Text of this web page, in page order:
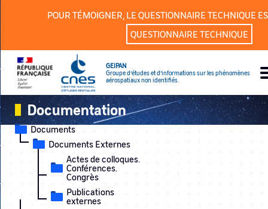
POUR TÉMOIGNER, LE QUESTIONNAIRE TECHNIQUE
QUESTIONNAIRE TECHNIQUE
GEIPAN
Groupe d’études et d’informations sur les phénomènes
aérospatiaux non identifiés.
Documentation
Documents
Documents Externes
Actes de colloques.
Conférences.
Congrès
Publications
externes